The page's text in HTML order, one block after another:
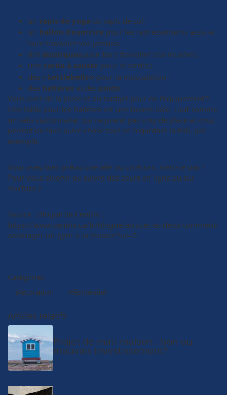
un tapis de yoga ou tapis de sol ;
un ballon d’exercice pour les redressements assis et
faire travailler vos jambes;
des élastiques pour faire travailler vos muscles ;
une corde à sauter pour le cardio ;
des « kettlebells » pour la musculation ;
des haltères et des poids.
Vous avez de la place et du budget pour de l’équipement ?
Une table pour les haltères est une bonne idée. Tout comme
un vélo stationnaire, qui ne prend pas trop de place et vous
permet de faire autre chose tout en regardant la télé, par
exemple.
Vous avez bien prévu une télé ou un écran, n’est-ce pas ?
Pour vous divertir ou suivre des cours en ligne ou sur
YouTube ?
Source : Blogue de Centris :
https://www.centris.ca/fr/blogue/astuces-et-deco/comment-
amenager-un-gym-a-la-maison?uc=5
Catégories
Décoration
Résidentiel
Articles relatifs
Projet de mini maison : bon ou
mauvais investissement?